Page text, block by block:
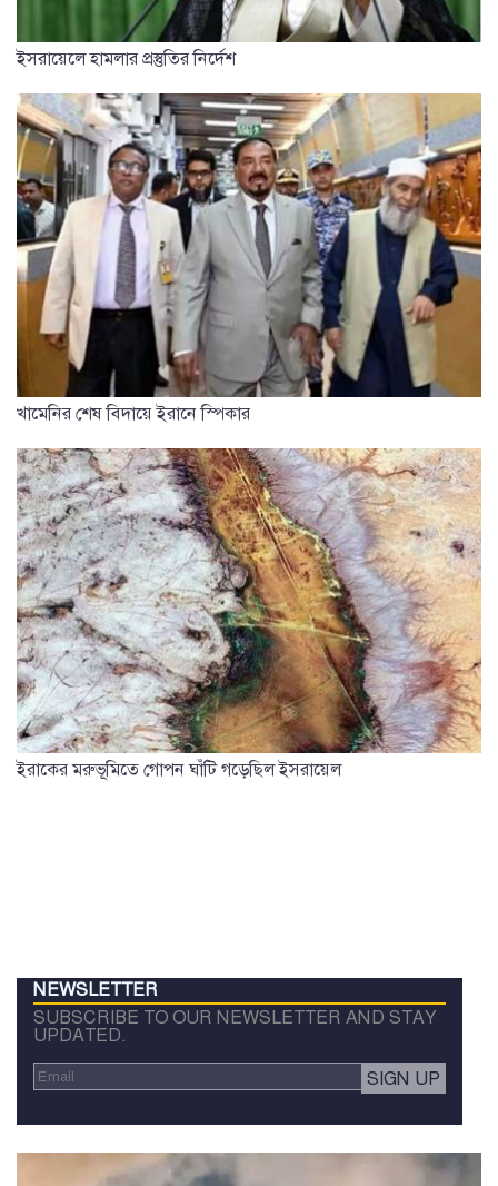
ইসরায়েলে হামলার প্রস্তুতির নির্দেশ
খামেনির শেষ বিদায়ে ইরানে স্পিকার
ইরাকের মরুভূমিতে গোপন ঘাঁটি গড়েছিল ইসরায়েল
NEWSLETTER
SUBSCRIBE TO OUR NEWSLETTER AND STAY
UPDATED.